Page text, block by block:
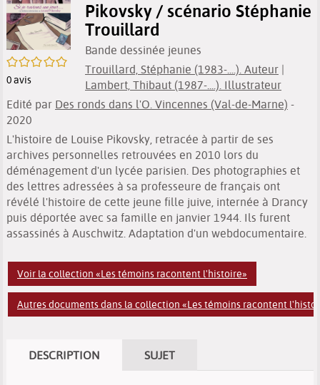
/5
0avis
Pikovsky / scénario Stéphanie
Trouillard
Bande dessinée jeunes
Trouillard, Stéphanie (1983-....). Auteur |
Lambert, Thibaut (1987-....). Illustrateur
Edité par Des ronds dans l'O. Vincennes (Val-de-Marne) -
2020
L'histoire de Louise Pikovsky, retracée à partir de ses
archives personnelles retrouvées en 2010 lors du
déménagement d'un lycée parisien. Des photographies et
des lettres adressées à sa professeure de français ont
révélé l'histoire de cette jeune fille juive, internée à Drancy
puis déportée avec sa famille en janvier 1944. Ils furent
assassinés à Auschwitz. Adaptation d'un webdocumentaire.
Voir la collection «Les témoins racontent l'histoire»
Autres documents dans la collection «Les témoins racontent
DESCRIPTION SUJET